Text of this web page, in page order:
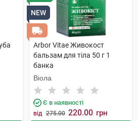
NEW
Arbor Vitae Живокост
бальзам для тіла 50 г 1
банка
Віола
Є в наявності
від 275.00 220.00 грн